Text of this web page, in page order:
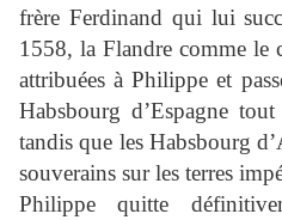
frère Ferdinand qui lui
1558, la Flandre comme le
attribuées à Philippe et
Habsbourg d’Espagne
tandis que les Habsbourg
souverains sur les terres
Philippe quitte